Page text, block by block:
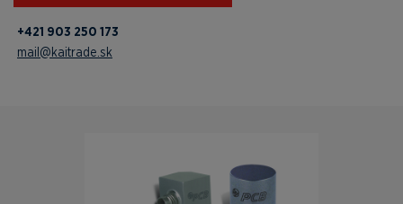
+421 903 250 173
mail@kaitrade.sk